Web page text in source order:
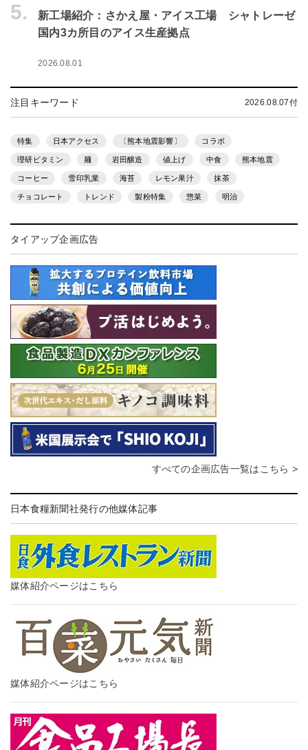
5.
新工場紹介：さかえ屋・アイス工場 シャトレーゼ
国内3カ所目のアイス生産拠点
2026.08.01
注目キーワード 2026.08.07付
特集 日本アクセス 〔熊本地震影響〕 コラボ
理研ビタミン 麺 岩田醸造 値上げ 中食 熊本地震
コーヒー 雪印乳業 海苔 レモン果汁 抹茶
チョコレート トレンド 製粉特集 惣菜 明治
タイアップ企画広告
すべての企画広告一覧はこちら >
日本食糧新聞社発行の他媒体記事
媒体紹介ページはこちら
媒体紹介ページはこちら